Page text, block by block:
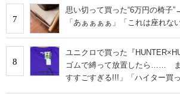
7
思い切って買った“6万円の椅子
「あぁぁぁぁ」「これは座れな
8
ユニクロで買った『
ゴムで縛って放置したら…… ま
すすごすぎる!!!」「ハイター買